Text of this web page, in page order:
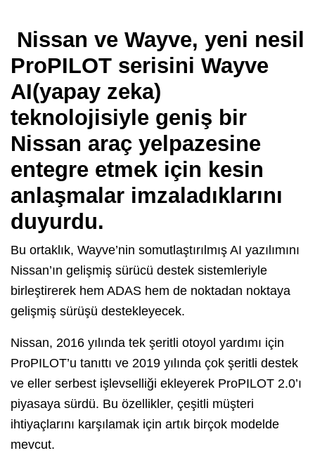
Nissan ve Wayve, yeni nesil
ProPILOT serisini Wayve
AI(yapay zeka)
teknolojisiyle geniş bir
Nissan araç yelpazesine
entegre etmek için kesin
anlaşmalar imzaladıklarını
duyurdu.
Bu ortaklık, Wayve’nin somutlaştırılmış AI yazılımını
Nissan’ın gelişmiş sürücü destek sistemleriyle
birleştirerek hem ADAS hem de noktadan noktaya
gelişmiş sürüşü destekleyecek.
Nissan, 2016 yılında tek şeritli otoyol yardımı için
ProPILOT’u tanıttı ve 2019 yılında çok şeritli destek
ve eller serbest işlevselliği ekleyerek ProPILOT 2.0’ı
piyasaya sürdü. Bu özellikler, çeşitli müşteri
ihtiyaçlarını karşılamak için artık birçok modelde
mevcut.